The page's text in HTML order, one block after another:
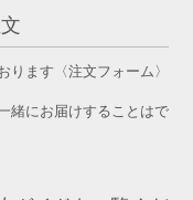
ります〈注文フォーム〉
緒にお届けすることはで